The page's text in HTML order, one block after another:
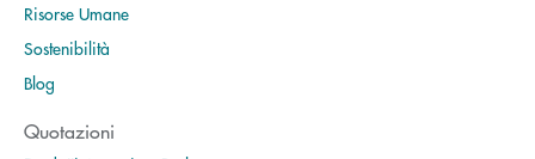
Risorse Umane
Sostenibilità
Blog
Quotazioni